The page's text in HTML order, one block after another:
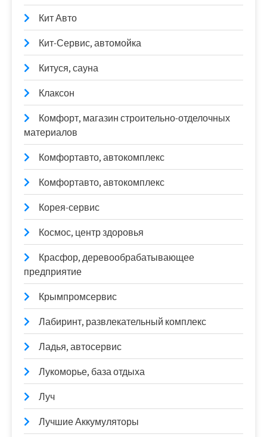
Кит Авто
Кит-Сервис, автомойка
Китуся, сауна
Клаксон
Комфорт, магазин строительно-отделочных
материалов
Комфортавто, автокомплекс
Комфортавто, автокомплекс
Корея-сервис
Космос, центр здоровья
Красфор, деревообрабатывающее
предприятие
Крымпромсервис
Лабиринт, развлекательный комплекс
Ладья, автосервис
Лукоморье, база отдыха
Луч
Лучшие Аккумуляторы